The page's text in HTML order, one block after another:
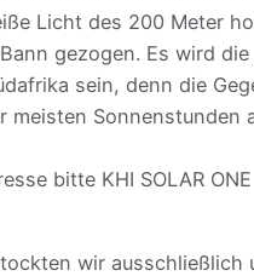
Licht des 200 Meter
gezogen. Es wird die
sein, denn die
meisten Sonnenstunden
bitte KHI SOLAR ONE
wir ausschließlich